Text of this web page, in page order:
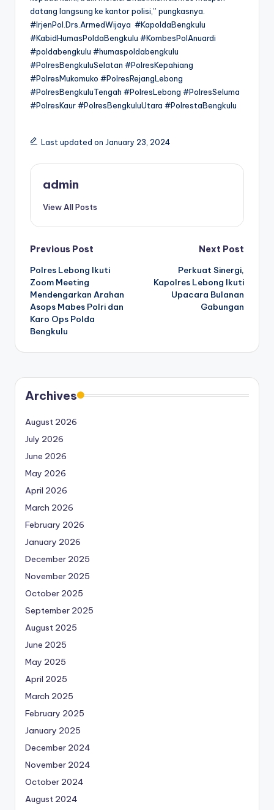
datang langsung ke kantor polisi,” pungkasnya.
#IrjenPol.Drs.ArmedWijaya #KapoldaBengkulu
#KabidHumasPoldaBengkulu #KombesPolAnuardi
#poldabengkulu #humaspoldabengkulu
#PolresBengkuluSelatan #PolresKepahiang
#PolresMukomuko #PolresRejangLebong
#PolresBengkuluTengah #PolresLebong #PolresSeluma
#PolresKaur #PolresBengkuluUtara #PolrestaBengkulu
Last updated on January 23, 2024
admin
View All Posts
Post
navigation
Previous Post
Polres Lebong Ikuti
Zoom Meeting
Mendengarkan Arahan
Asops Mabes Polri dan
Karo Ops Polda
Bengkulu
Next Post
Perkuat Sinergi,
Kapolres Lebong Ikuti
Upacara Bulanan
Gabungan
Archives
August 2026
July 2026
June 2026
May 2026
April 2026
March 2026
February 2026
January 2026
December 2025
November 2025
October 2025
September 2025
August 2025
June 2025
May 2025
April 2025
March 2025
February 2025
January 2025
December 2024
November 2024
October 2024
August 2024